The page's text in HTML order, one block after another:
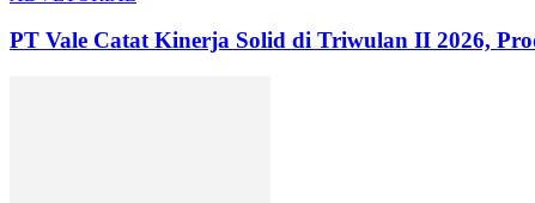
PT Vale Catat Kinerja Solid di Triwulan II 2026,